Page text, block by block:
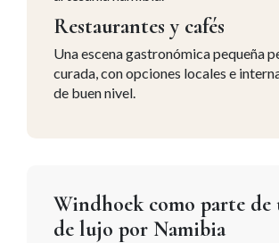
Restaurantes y cafés
Una escena gastronómica pequeña
curada, con opciones locales e
de buen nivel.
Windhoek como parte de
de lujo por Namibia